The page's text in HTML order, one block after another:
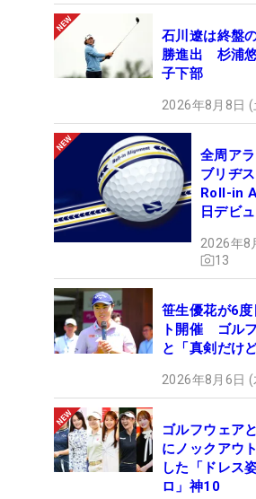
石川遼は終盤
勝進出 杉浦
子下部
2026年8月8日
全周ア
ブリヂ
Roll-in
日デビ
2026年8
13
笹生優花が6
ト開催 ゴル
と「真剣だけ
2026年8月6日
ゴルフウェア
にノックアウ
した「ドレス
ロ」神10